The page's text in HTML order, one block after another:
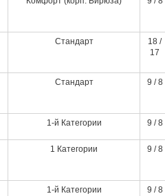
Стандарт
18 /
17
Стандарт 9 / 8
1-й Категории 9 / 8
1 Категории 9 / 8
1-й Категории 9 / 8